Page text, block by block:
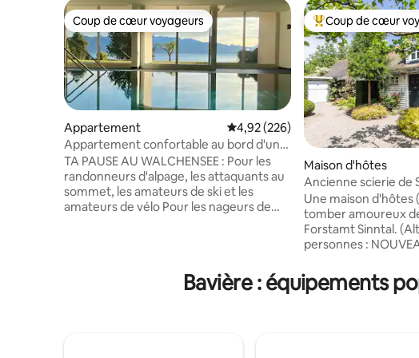
Coup de cœur voyageurs
Coup de cœur voyageurs
Appartement Évaluation moyenne sur la base
4,92 (226)
Appartement confortable au bord d'un
lac
TA PAUSE AU WALCHENSEE : Pour les
randonneurs d'alpage, les attaquants au
sommet, les amateurs de ski et les
amateurs de vélo Pour les nageurs de
amateurs de baignade dans les lacs
Coups de cœur
Coup de cœur
Maison d'hôtes
Ancienne scierie de
naturellement
Une maison d'hôtes
tomber amoureux
Forstamt Sinntal. (Alternative 50 m²/ 3
personnes :
qualité avec
à ressorts ensachés
Bavière : équipements